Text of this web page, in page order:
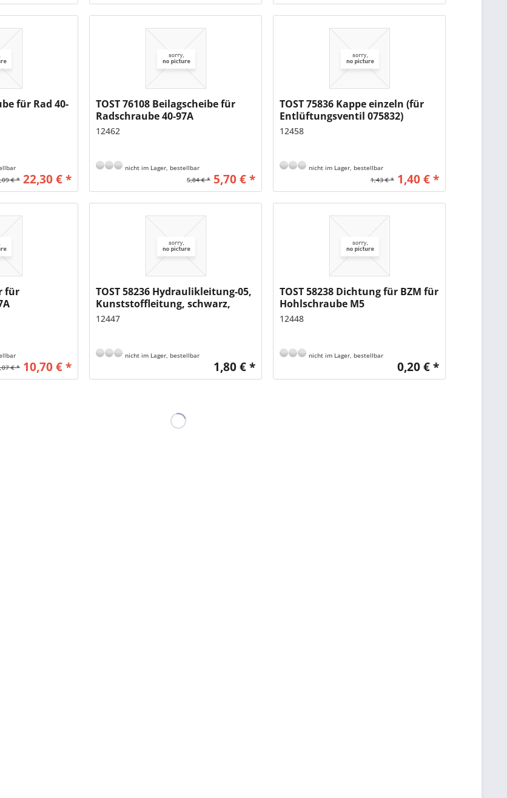
für Rad 40-
€ * 22,30 € *
TOST 76108 Beilagscheibe für
Radschraube 40-97A
12462
nicht im Lager, bestellbar
5,84 € * 5,70 € *
TOST 75836 Kappe einzeln (für
Entlüftungsventil 075832)
12458
nicht im Lager, bestellbar
1,43 € * 1,40 € *
für
€ * 10,70 € *
TOST 58236 Hydraulikleitung-05,
Kunststoffleitung, schwarz,
3x1,2, für HBM, BZM
12447
nicht im Lager, bestellbar
1,80 € *
TOST 58238 Dichtung für BZM für
Hohlschraube M5
12448
nicht im Lager, bestellbar
0,20 € *